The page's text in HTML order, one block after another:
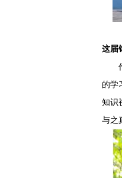
这届
作
的学
知识
与之